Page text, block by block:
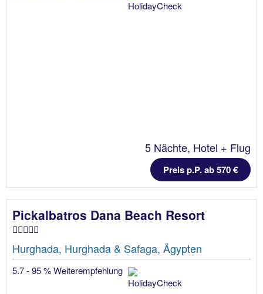
5 Nächte, Hotel + Flug
Preis p.P. ab 570 €
Pickalbatros Dana Beach Resort
Hurghada, Hurghada & Safaga, Ägypten
5.7 - 95 % Weiterempfehlung